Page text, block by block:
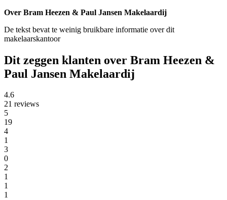
Over Bram Heezen & Paul Jansen Makelaardij
De tekst bevat te weinig bruikbare informatie over dit
makelaarskantoor
Dit zeggen klanten over Bram Heezen &
Paul Jansen Makelaardij
4.6
21 reviews
5
19
4
1
3
0
2
1
1
1